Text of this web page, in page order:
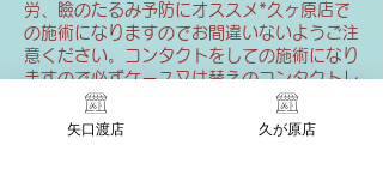
労、瞼のたるみ予防にオススメ*久ヶ原店で
の施術になりますのでお間違いないようご注
意ください。コンタクトをしての施術になり
ますので必ずケース又は替えのコンタクトレ
ンズをご持参ください
矢口渡店 久が原店